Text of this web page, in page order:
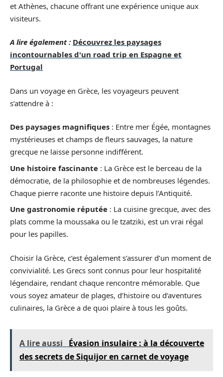
et Athènes, chacune offrant une expérience unique aux
visiteurs.
A lire également : Découvrez les paysages
incontournables d'un road trip en Espagne et
Portugal
Dans un voyage en Grèce, les voyageurs peuvent
s’attendre à :
Des paysages magnifiques : Entre mer Égée, montagnes
mystérieuses et champs de fleurs sauvages, la nature
grecque ne laisse personne indifférent.
Une histoire fascinante : La Grèce est le berceau de la
démocratie, de la philosophie et de nombreuses légendes.
Chaque pierre raconte une histoire depuis l’Antiquité.
Une gastronomie réputée : La cuisine grecque, avec des
plats comme la moussaka ou le tzatziki, est un vrai régal
pour les papilles.
Choisir la Grèce, c’est également s’assurer d’un moment de
convivialité. Les Grecs sont connus pour leur hospitalité
légendaire, rendant chaque rencontre mémorable. Que
vous soyez amateur de plages, d’histoire ou d’aventures
culinaires, la Grèce a de quoi plaire à tous les goûts.
A lire aussi
Évasion insulaire : à la découverte
des secrets de Siquijor en carnet de voyage